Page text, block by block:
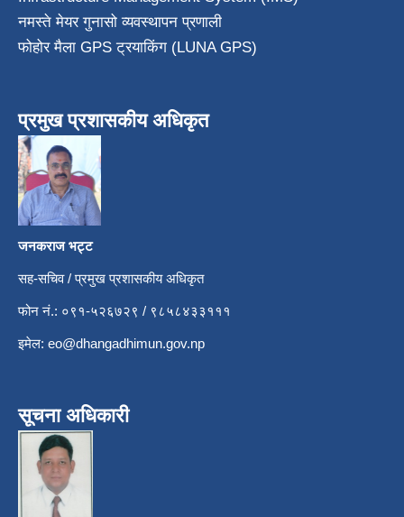
नमस्ते मेयर गुनासो व्यवस्थापन प्रणाली
फोहोर मैला GPS ट्रयाकिंग (LUNA GPS)
प्रमुख प्रशासकीय अधिकृत
जनकराज भट्ट
सह-सचिव / प्रमुख प्रशासकीय अधिकृत
फोन नं.: ०९१-५२६७२९ / ९८५८४३३१११
इमेल: eo@dhangadhimun.gov.np
सूचना अधिकारी